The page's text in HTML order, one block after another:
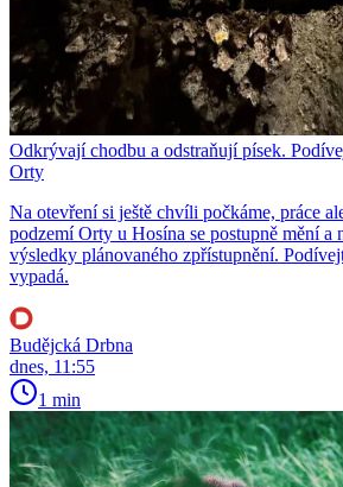
Odkrývají chodbu a odstraňují písek.
Orty
Na otevření si ještě chvíli počkáme, práce
podzemí Orty u Hosína se postupně mění a
výsledky plánovaného zpřístupnění.
vypadá.
Budějcká Drbna
dnes, 11:55
1 min